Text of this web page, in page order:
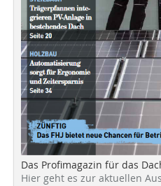
Das Profimagazin für das
Hier geht es zur aktuellen